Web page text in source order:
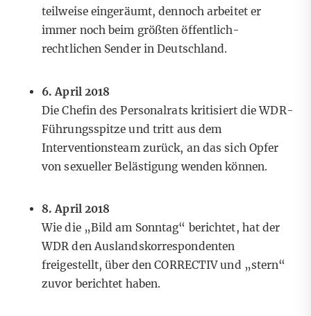
teilweise eingeräumt, dennoch arbeitet er
immer noch beim größten öffentlich-
rechtlichen Sender in Deutschland.
6. April 2018
Die Chefin des Personalrats kritisiertdie WDR-
Führungsspitze und tritt aus dem
Interventionsteam zurück, an das sich Opfer
von sexueller Belästigung wenden können.
8. April 2018
Wie die „Bild am Sonntag“ berichtet, hat der
WDR den Auslandskorrespondenten
freigestellt, über den CORRECTIV und „stern“
zuvor berichtet haben.